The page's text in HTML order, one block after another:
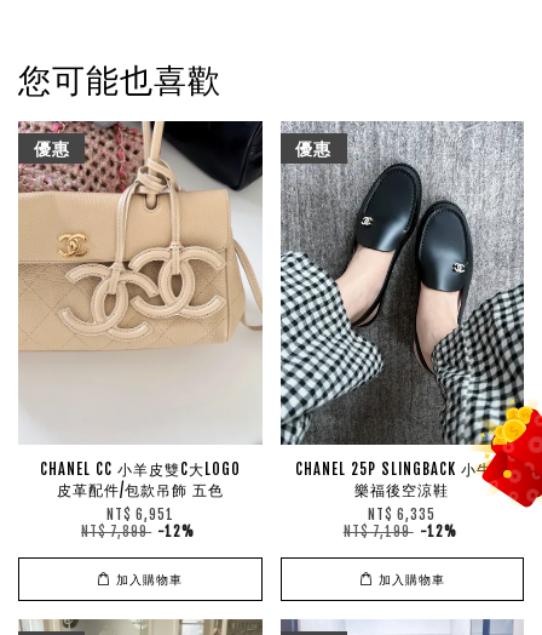
您可能也喜歡
優惠
CHANEL CC 小羊皮雙C大LOGO
皮革配件/包款吊飾 五色
NT$ 6,951
NT$ 7,899 -12%
加入購物車
優惠
CHANEL 25P SLINGBACK 小牛皮
樂福後空涼鞋
NT$ 6,335
NT$ 7,199 -12%
加入購物車